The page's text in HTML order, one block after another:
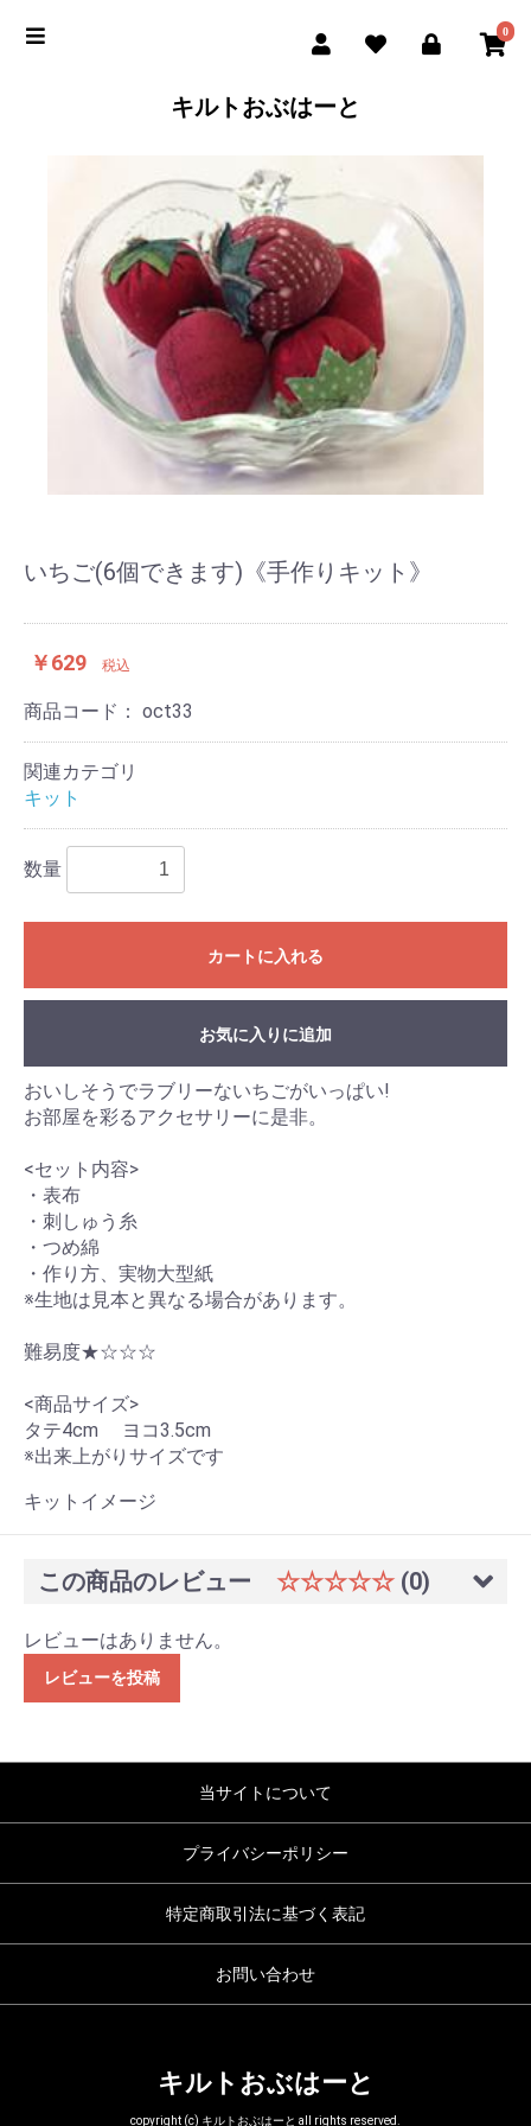
0
キルトおぶはーと
いちご(6個できます)《手作りキット》
￥629 税込
商品コード： oct33
関連カテゴリ
キット
数量
カートに入れる
お気に入りに追加
おいしそうでラブリーないちごがいっぱい!
お部屋を彩るアクセサリーに是非。
<セット内容>
・表布
・刺しゅう糸
・つめ綿
・作り方、実物大型紙
※生地は見本と異なる場合があります。
難易度★☆☆☆
<商品サイズ>
タテ4cm ヨコ3.5cm
※出来上がりサイズです
キットイメージ
この商品のレビュー ☆☆☆☆☆ (0)
レビューはありません。
レビューを投稿
当サイトについて
プライバシーポリシー
特定商取引法に基づく表記
お問い合わせ
キルトおぶはーと
copyright (c) キルトおぶはーと all rights reserved.